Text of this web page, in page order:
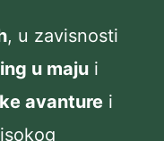
, u zavisnosti
u majui
avanturei